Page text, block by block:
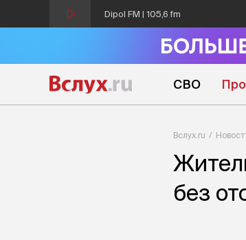
Dipol FM | 105,6 fm
СВО
Вслух.ru
без